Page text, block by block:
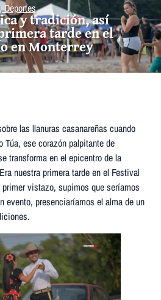
,Deportes
y tradición, así
tarde en el
en Monterrey
las llanuras casanareñas cuando
ese corazón palpitante de
transforma en el epicentro de la
nuestra primera tarde en el Festival
vistazo, supimos que seríamos
evento, presenciaríamos el alma de un